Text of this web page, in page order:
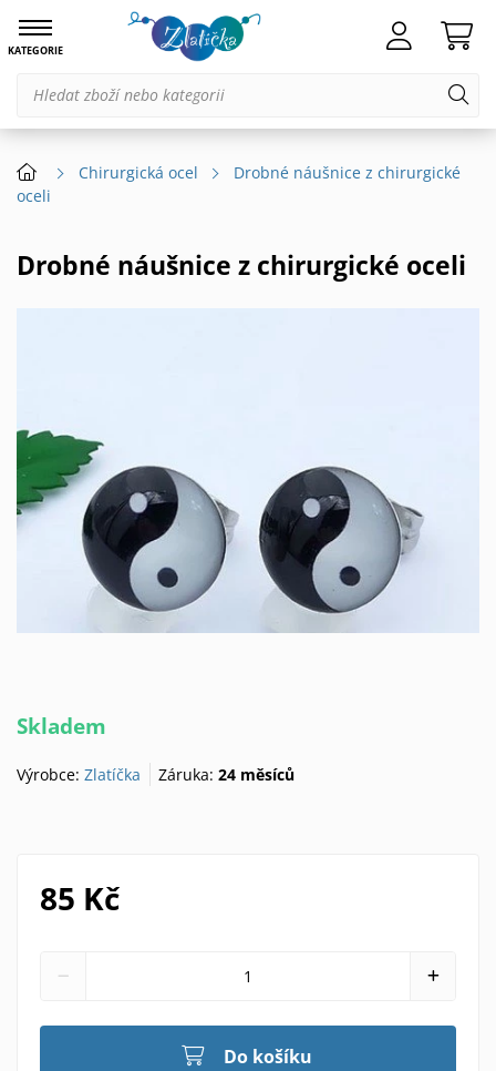
KATEGORIE
Chirurgická ocel
Drobné náušnice z chirurgické
oceli
Drobné náušnice z chirurgické oceli
Skladem
Výrobce: Zlatíčka Záruka:24 měsíců
85 Kč
Do košíku